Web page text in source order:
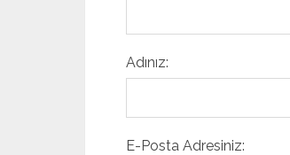
Adınız:
E-Posta Adresiniz: